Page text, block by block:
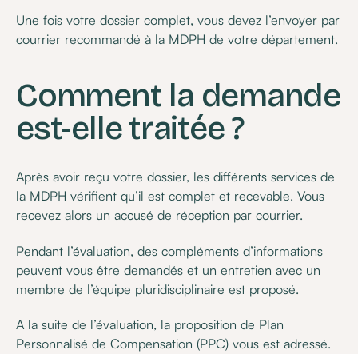
Une fois votre dossier complet, vous devez l’envoyer par
courrier recommandé à la MDPH de votre département.
Comment la demande
est-elle traitée ?
Après avoir reçu votre dossier, les différents services de
la MDPH vérifient qu’il est complet et recevable. Vous
recevez alors un accusé de réception par courrier.
Pendant l’évaluation, des compléments d’informations
peuvent vous être demandés et un entretien avec un
membre de l’équipe pluridisciplinaire est proposé.
A la suite de l’évaluation, la proposition de Plan
Personnalisé de Compensation (PPC) vous est adressé.